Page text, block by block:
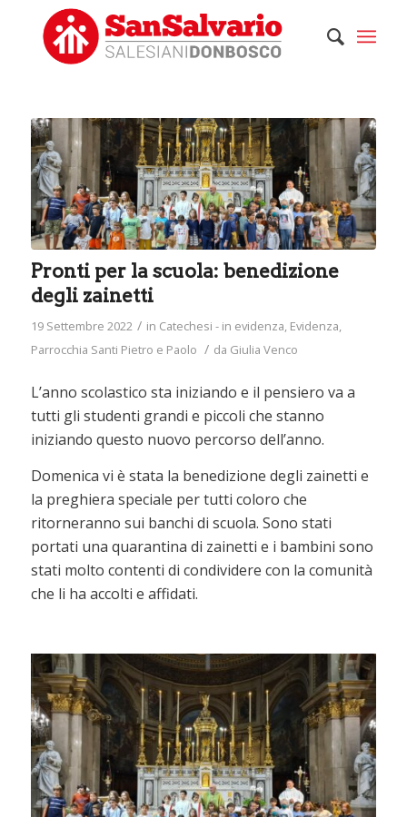
Pronti per la scuola: benedizione
degli zainetti
19 Settembre 2022 / in Catechesi - in evidenza, Evidenza,
Parrocchia Santi Pietro e Paolo / da Giulia Venco
L’anno scolastico sta iniziando e il pensiero va a
tutti gli studenti grandi e piccoli che stanno
iniziando questo nuovo percorso dell’anno.
Domenica vi è stata la benedizione degli zainetti e
la preghiera speciale per tutti coloro che
ritorneranno sui banchi di scuola. Sono stati
portati una quarantina di zainetti e i bambini sono
stati molto contenti di condividere con la comunità
che li ha accolti e affidati.